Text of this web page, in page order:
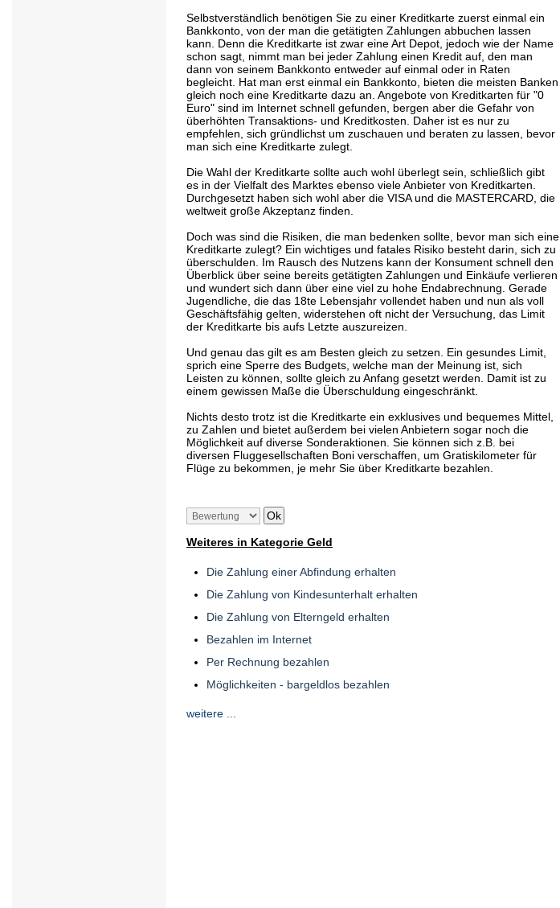
Selbstverständlich benötigen Sie zu einer Kreditkarte zuerst einmal ein
Bankkonto, von der man die getätigten Zahlungen abbuchen lassen
kann. Denn die Kreditkarte ist zwar eine Art Depot, jedoch wie der Name
schon sagt, nimmt man bei jeder Zahlung einen Kredit auf, den man
dann von seinem Bankkonto entweder auf einmal oder in Raten
begleicht. Hat man erst einmal ein Bankkonto, bieten die meisten Banken
gleich noch eine Kreditkarte dazu an. Angebote von Kreditkarten für "0
Euro" sind im Internet schnell gefunden, bergen aber die Gefahr von
überhöhten Transaktions- und Kreditkosten. Daher ist es nur zu
empfehlen, sich gründlichst um zuschauen und beraten zu lassen, bevor
man sich eine Kreditkarte zulegt.
Die Wahl der Kreditkarte sollte auch wohl überlegt sein, schließlich gibt
es in der Vielfalt des Marktes ebenso viele Anbieter von Kreditkarten.
Durchgesetzt haben sich wohl aber die VISA und die MASTERCARD, die
weltweit große Akzeptanz finden.
Doch was sind die Risiken, die man bedenken sollte, bevor man sich eine
Kreditkarte zulegt? Ein wichtiges und fatales Risiko besteht darin, sich zu
überschulden. Im Rausch des Nutzens kann der Konsument schnell den
Überblick über seine bereits getätigten Zahlungen und Einkäufe verlieren
und wundert sich dann über eine viel zu hohe Endabrechnung. Gerade
Jugendliche, die das 18te Lebensjahr vollendet haben und nun als voll
Geschäftsfähig gelten, widerstehen oft nicht der Versuchung, das Limit
der Kreditkarte bis aufs Letzte auszureizen.
Und genau das gilt es am Besten gleich zu setzen. Ein gesundes Limit,
sprich eine Sperre des Budgets, welche man der Meinung ist, sich
Leisten zu können, sollte gleich zu Anfang gesetzt werden. Damit ist zu
einem gewissen Maße die Überschuldung eingeschränkt.
Nichts desto trotz ist die Kreditkarte ein exklusives und bequemes Mittel,
zu Zahlen und bietet außerdem bei vielen Anbietern sogar noch die
Möglichkeit auf diverse Sonderaktionen. Sie können sich z.B. bei
diversen Fluggesellschaften Boni verschaffen, um Gratiskilometer für
Flüge zu bekommen, je mehr Sie über Kreditkarte bezahlen.
Weiteres in Kategorie Geld
Die Zahlung einer Abfindung erhalten
Die Zahlung von Kindesunterhalt erhalten
Die Zahlung von Elterngeld erhalten
Bezahlen im Internet
Per Rechnung bezahlen
Möglichkeiten - bargeldlos bezahlen
weitere ...